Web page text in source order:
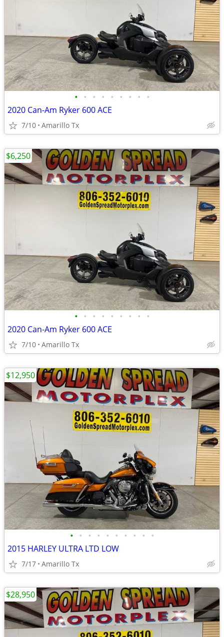
• • • • • • • • •
2020 Can-Am Ryker 600 ACE
7/10 Amarillo Tx
• • • • • • • • •
2020 Can-Am Ryker 600 ACE
7/10 Amarillo Tx
$6,250
• • • • • • • • • •
2015 HARLEY ULTRA LTD LOW
7/17 Amarillo Tx
$12,950
$28,950